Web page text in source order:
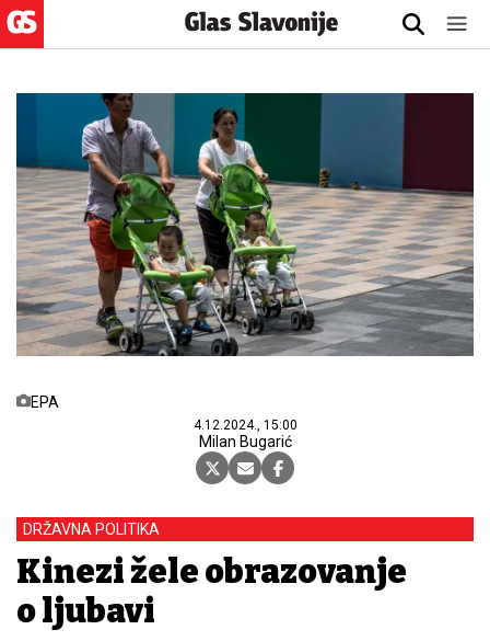
EPA
4.12.2024., 15:00
Milan Bugarić
DRŽAVNA POLITIKA
Kinezi žele obrazovanje
o ljubavi